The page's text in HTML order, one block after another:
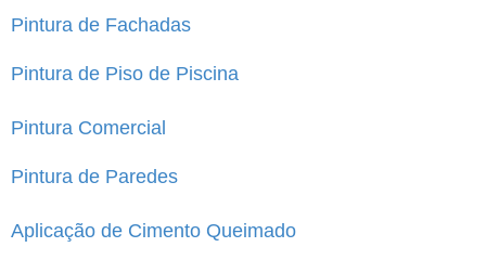
Pintura de Fachadas
Pintura de Piso de Piscina
Pintura Comercial
Pintura de Paredes
Aplicação de Cimento Queimado